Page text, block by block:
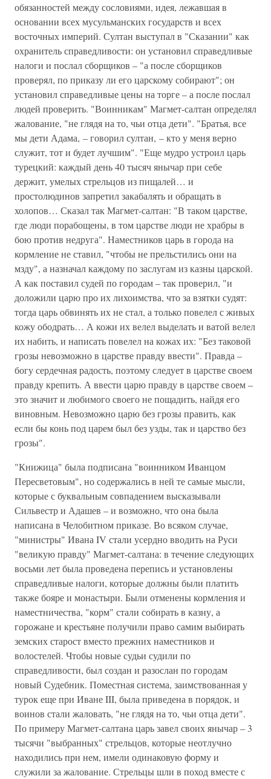
обязанностей между сословиями, идея, лежавшая в
основании всех мусульманских государств и всех
восточных империй. Султан выступал в "Сказании" как
охранитель справедливости: он установил справедливые
налоги и послал сборщиков – "а после сборщиков
проверял, по приказу ли его царскому собирают"; он
установил справедливые цены на торге – а после послал
людей проверить. "Воинникам" Магмет-салтан определял
жалование, "не глядя на то, чьи отца дети". "Братья, все
мы дети Адама, – говорил султан, – кто у меня верно
служит, тот и будет лучшим". "Еще мудро устроил царь
турецкий: каждый день 40 тысяч янычар при себе
держит, умелых стрельцов из пищалей… и
простолюдинов запретил закабалять и обращать в
холопов… Сказал так Магмет-салтан: "В таком царстве,
где люди порабощены, в том царстве люди не храбры в
бою против недруга". Наместников царь в города на
кормление не ставил, "чтобы не прельстились они на
мзду", а назначал каждому по заслугам из казны царской.
А как поставил судей по городам – так проверил, "и
доложили царю про их лихоимства, что за взятки судят:
тогда царь обвинять их не стал, а только повелел с живых
кожу ободрать… А кожи их велел выделать и ватой велел
их набить, и написать повелел на кожах их: "Без таковой
грозы невозможно в царстве правду ввести". Правда –
богу сердечная радость, поэтому следует в царстве своем
правду крепить. А ввести царю правду в царстве своем –
это значит и любимого своего не пощадить, найдя его
виновным. Невозможно царю без грозы править, как
если бы конь под царем был без узды, так и царство без
грозы".
"Книжица" была подписана "воинником Иванцом
Пересветовым", но содержались в ней те самые мысли,
которые с буквальным совпадением высказывали
Сильвестр и Адашев – и возможно, что она была
написана в Челобитном приказе. Во всяком случае,
"министры" Ивана IV стали усердно вводить на Руси
"великую правду" Магмет-салтана: в течение следующих
восьми лет была проведена перепись и установлены
справедливые налоги, которые должны были платить
также бояре и монастыри. Были отменены кормления и
наместничества, "корм" стали собирать в казну, а
горожане и крестьяне получили право самим выбирать
земских старост вместо прежних наместников и
волостелей. Чтобы новые судьи судили по
справедливости, был создан и разослан по городам
новый Судебник. Поместная система, заимствованная у
турок еще при Иване III, была приведена в порядок, и
воинов стали жаловать, "не глядя на то, чьи отца дети".
По примеру Магмет-салтана царь завел своих янычар – 3
тысячи "выбранных" стрельцов, которые неотлучно
находились при нем, имели одинаковую форму и
служили за жалование. Стрельцы шли в поход вместе с